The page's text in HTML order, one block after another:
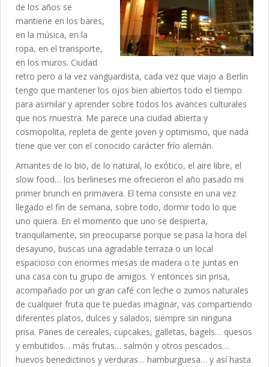
de los años se
mantiene en los bares,
en la música, en la
ropa, en el transporte,
en los muros. Ciudad
retro pero a la vez vanguardista, cada vez que viajo a Berlin
tengo que mantener los ojos bien abiertos todo el tiempo
para asimilar y aprender sobre todos los avances culturales
que nos muestra. Me parece una ciudad abierta y
cosmopolita, repleta de gente joven y optimismo, que nada
tiene que ver con el conocido carácter frío alemán.
Amantes de lo bio, de lo natural, lo exótico, el aire libre, el
slow food… los berlineses me ofrecieron el año pasado mi
primer brunch en primavera. El tema consiste en una vez
llegado el fin de semana, sobre todo, dormir todo lo que
uno quiera. En el momento que uno se despierta,
tranquilamente, sin preocuparse porque se pasa la hora del
desayuno, buscas una agradable terraza o un local
espacioso con enormes mesas de madera o te juntas en
una casa con tu grupo de amigos. Y entonces sin prisa,
acompañado por un gran café con leche o zumos naturales
de cualquier fruta que te puedas imaginar, vas compartiendo
diferentes platos, dulces y salados, siempre sin ninguna
prisa. Panes de cereales, cupcakes, galletas, bagels… quesos
y embutidos… más frutas… salmón y otros pescados…
huevos benedictinos y verduras… hamburguesa… y así hasta